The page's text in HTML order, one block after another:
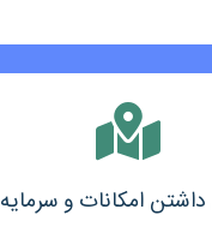
امکانات و سرمایه